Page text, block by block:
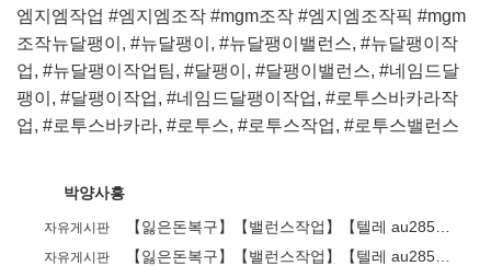
엠지엠작업 #엠지엠조작 #mgm조작 #엠지엠조작픽 #mgm
조작뉴달팽이, #뉴달팽이, #뉴달팽이밸런스, #뉴달팽이작
업, #뉴달팽이작업팀, #달팽이, #달팽이밸런스, #네임드달
팽이, #달팽이작업, #네임드달팽이작업, #로투스바카라작
업, #로투스바카라, #로투스, #로투스작업, #로투스밸런스
박양사흥
자유게시판 【잃은돈복구】【밸런스작업】【텔레 au2855】엔트리파워볼│eos파워볼│PBG파워볼│엔트리사다리
자유게시판 【잃은돈복구】【밸런스작업】【텔레 au2855】엔트리파워볼│eos파워볼│PBG파워볼│엔트리사다리